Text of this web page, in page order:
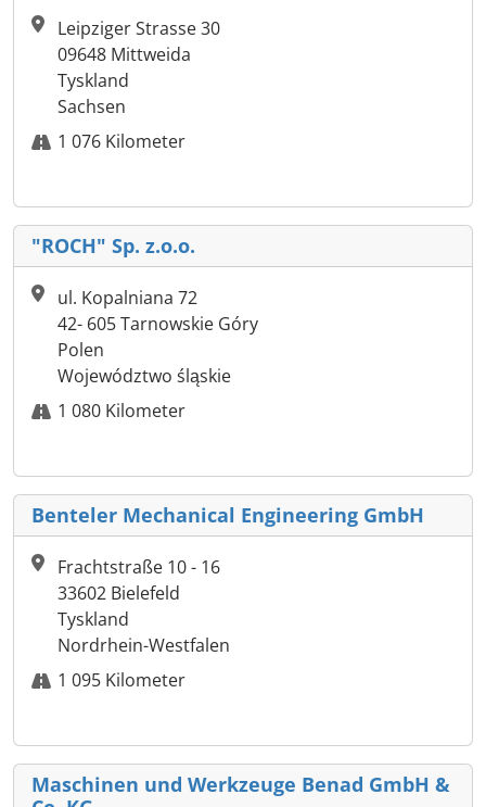
Leipziger Strasse 30
09648 Mittweida
Tyskland
Sachsen
1 076 Kilometer
"ROCH" Sp. z.o.o.
ul. Kopalniana 72
42- 605 Tarnowskie Góry
Polen
Województwo śląskie
1 080 Kilometer
Benteler Mechanical Engineering GmbH
Frachtstraße 10 - 16
33602 Bielefeld
Tyskland
Nordrhein-Westfalen
1 095 Kilometer
Maschinen und Werkzeuge Benad GmbH &